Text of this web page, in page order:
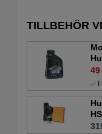
TILLBEHÖR
49